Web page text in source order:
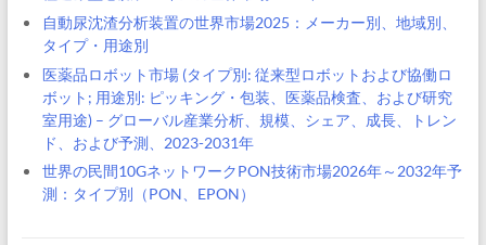
自動尿沈渣分析装置の世界市場2025：メーカー別、地域別、
タイプ・用途別
医薬品ロボット市場 (タイプ別: 従来型ロボットおよび協働ロ
ボット; 用途別: ピッキング・包装、医薬品検査、および研究
室用途) – グローバル産業分析、規模、シェア、成長、トレン
ド、および予測、2023-2031年
世界の民間10GネットワークPON技術市場2026年～2032年予
測：タイプ別（PON、EPON）